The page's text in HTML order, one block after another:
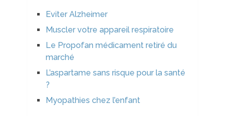
Eviter Alzheimer
Muscler votre appareil respiratoire
Le Propofan médicament retiré du
marché
L’aspartame sans risque pour la santé
?
Myopathies chez l’enfant